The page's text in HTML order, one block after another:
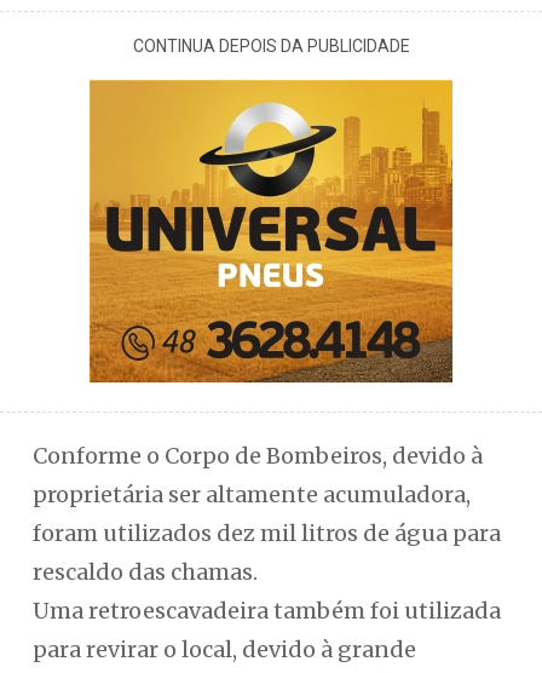
CONTINUA DEPOIS DA PUBLICIDADE
Conforme o Corpo de Bombeiros, devido à
proprietária ser altamente acumuladora,
foram utilizados dez mil litros de água para
rescaldo das chamas.
Uma retroescavadeira também foi utilizada
para revirar o local, devido à grande